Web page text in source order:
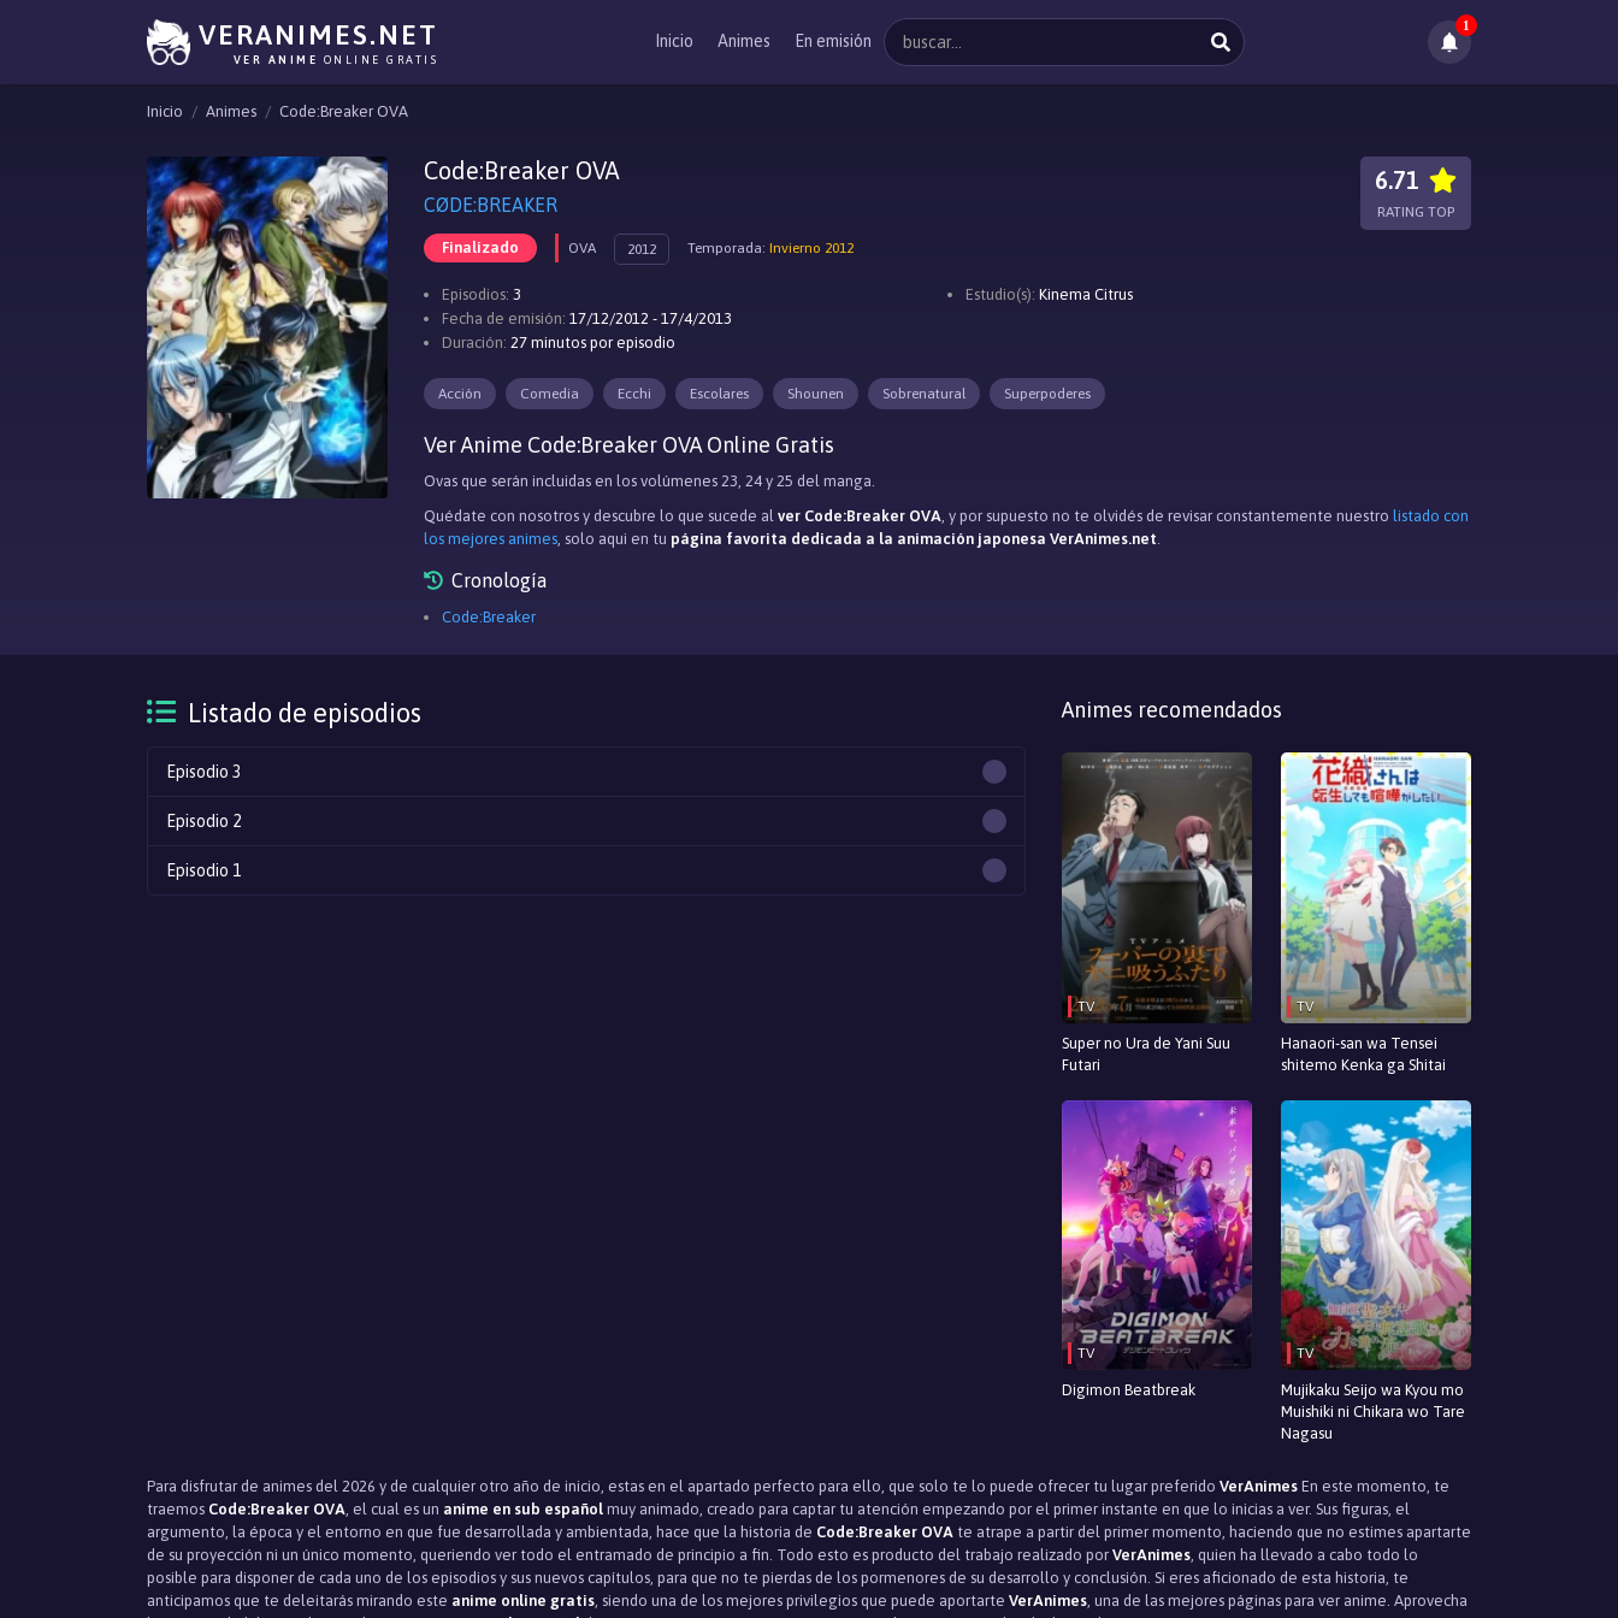
VERANIMES.NET
VER ANIME ONLINE GRATIS
Inicio Animes En emisión
1
Inicio Animes Code:Breaker OVA
Code:Breaker OVA
CØDE:BREAKER
Finalizado OVA 2012 Temporada: Invierno 2012
6.71
RATING TOP
Episodios: 3
Fecha de emisión: 17/12/2012 - 17/4/2013
Duración: 27 minutos por episodio
Estudio(s): Kinema Citrus
Acción Comedia Ecchi Escolares Shounen Sobrenatural Superpoderes
Ver Anime Code:Breaker OVA Online Gratis
Ovas que serán incluidas en los volúmenes 23, 24 y 25 del manga.
Quédate con nosotros y descubre lo que sucede al ver Code:Breaker OVA, y por supuesto no te olvidés de revisar constantemente nuestro listado con
los mejores animes, solo aqui en tu página favorita dedicada a la animación japonesa VerAnimes.net.
Cronología
Code:Breaker
Listado de episodios
Episodio 3
Episodio 2
Episodio 1
Animes recomendados
TV
Super no Ura de Yani Suu
Futari
TV
Hanaori-san wa Tensei
shitemo Kenka ga Shitai
TV
Digimon Beatbreak
TV
Mujikaku Seijo wa Kyou mo
Muishiki ni Chikara wo Tare
Nagasu
Para disfrutar de animes del 2026 y de cualquier otro año de inicio, estas en el apartado perfecto para ello, que solo te lo puede ofrecer tu lugar preferido VerAnimes En este momento, te
traemos Code:Breaker OVA, el cual es un anime en sub español muy animado, creado para captar tu atención empezando por el primer instante en que lo inicias a ver. Sus figuras, el
argumento, la época y el entorno en que fue desarrollada y ambientada, hace que la historia de Code:Breaker OVA te atrape a partir del primer momento, haciendo que no estimes apartarte
de su proyección ni un único momento, queriendo ver todo el entramado de principio a fin. Todo esto es producto del trabajo realizado por VerAnimes, quien ha llevado a cabo todo lo
posible para disponer de cada uno de los episodios y sus nuevos capítulos, para que no te pierdas de los pormenores de su desarrollo y conclusión. Si eres aficionado de esta historia, te
anticipamos que te deleitarás mirando este anime online gratis, siendo una de los mejores privilegios que puede aportarte VerAnimes, una de las mejores páginas para ver anime. Aprovecha